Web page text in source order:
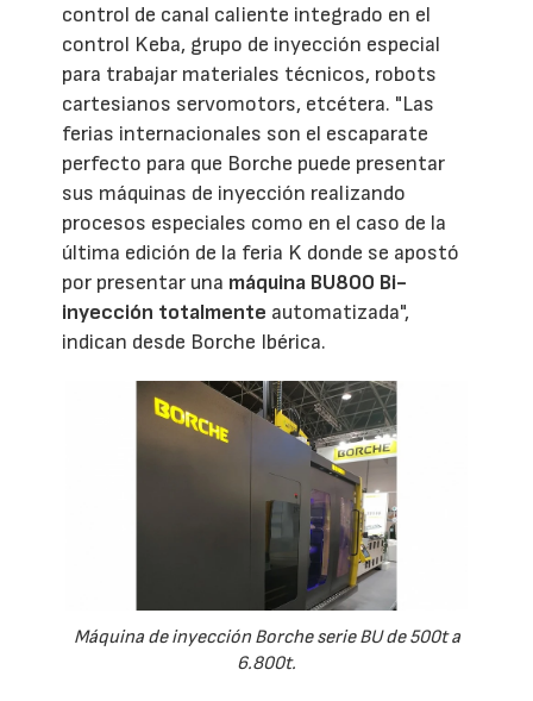
control de canal caliente integrado en el
control Keba, grupo de inyección especial
para trabajar materiales técnicos, robots
cartesianos servomotors, etcétera. "Las
ferias internacionales son el escaparate
perfecto para que Borche puede presentar
sus máquinas de inyección realizando
procesos especiales como en el caso de la
última edición de la feria K donde se apostó
por presentar una máquina BU800 Bi-
inyección totalmente automatizada",
indican desde Borche Ibérica.
Máquina de inyección Borche serie BU de 500t a
6.800t.